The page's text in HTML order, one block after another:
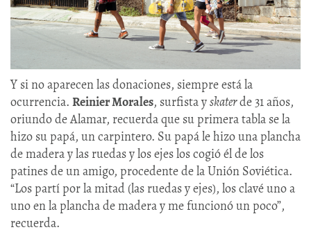
Y si no aparecen las donaciones, siempre está la
ocurrencia. Reinier Morales, surfista yskaterde 31 años,
oriundo de Alamar, recuerda que su primera tabla se la
hizo su papá, un carpintero. Su papá le hizo una plancha
de madera y las ruedas y los ejes los cogió él de los
patines de un amigo, procedente de la Unión Soviética.
“Los partí por la mitad (las ruedas y ejes), los clavé uno a
uno en la plancha de madera y me funcionó un poco”,
recuerda.